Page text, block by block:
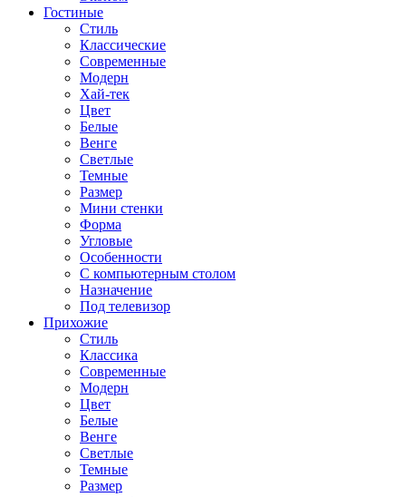
Гостиные
Стиль
Классические
Современные
Модерн
Хай-тек
Цвет
Белые
Венге
Светлые
Темные
Размер
Мини стенки
Форма
Угловые
Особенности
С компьютерным столом
Назначение
Под телевизор
Прихожие
Стиль
Классика
Современные
Модерн
Цвет
Белые
Венге
Светлые
Темные
Размер